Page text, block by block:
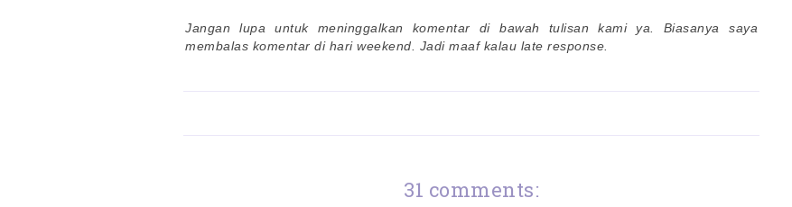
Jangan lupa untuk meninggalkan komentar di bawah tulisan kami ya. Biasanya saya
membalas komentar di hari weekend. Jadi maaf kalau late response.
31 comments: